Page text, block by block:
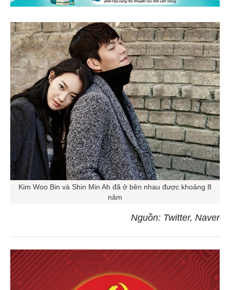
Kim Woo Bin và Shin Min Ah đã ở bên nhau được khoảng 8
năm
Nguồn: Twitter, Naver